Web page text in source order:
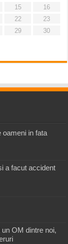
15
16
22
23
29
30
oameni in fata
a facut accident
OM dintre noi,